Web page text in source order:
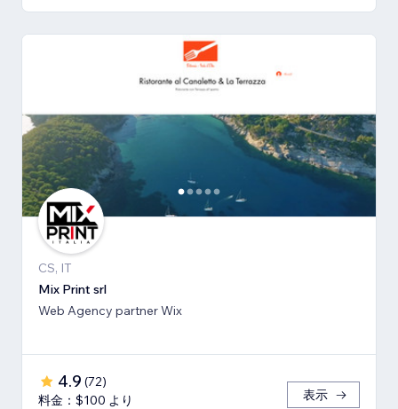
CS, IT
Mix Print srl
Web Agency partner Wix
4.9 (72)
料金：$100 より
表示